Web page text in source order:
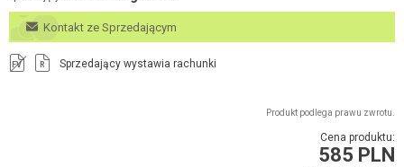
Kontakt ze Sprzedającym
FV R Sprzedający wystawia rachunki
Produkt podlega prawu zwrotu.
Cena produktu:
585 PLN